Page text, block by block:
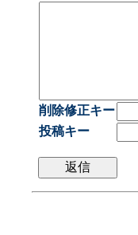
削除修正キー
投稿キー